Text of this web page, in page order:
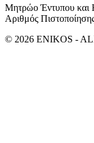
Μητρώο Έντυπου και
Αριθμός
© 2026 ENIKOS -